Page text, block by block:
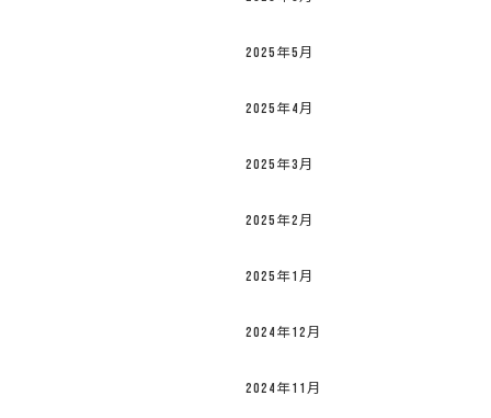
2025年5月
2025年4月
2025年3月
2025年2月
2025年1月
2024年12月
2024年11月